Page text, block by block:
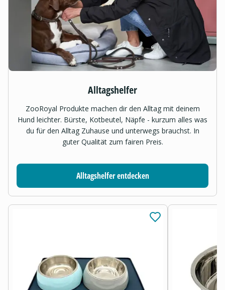
Alltagshelfer
ZooRoyal Produkte machen dir den Alltag mit deinem
Hund leichter. Bürste, Kotbeutel, Näpfe - kurzum alles was
du für den Alltag Zuhause und unterwegs brauchst. In
guter Qualität zum fairen Preis.
Alltagshelfer entdecken